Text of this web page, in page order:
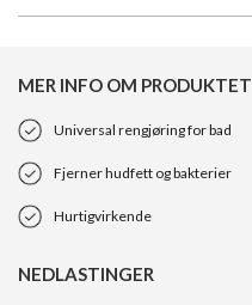
MER INFO OM PRODUKTET
Universal rengjøring for bad
Fjerner hudfett og bakterier
Hurtigvirkende
NEDLASTINGER